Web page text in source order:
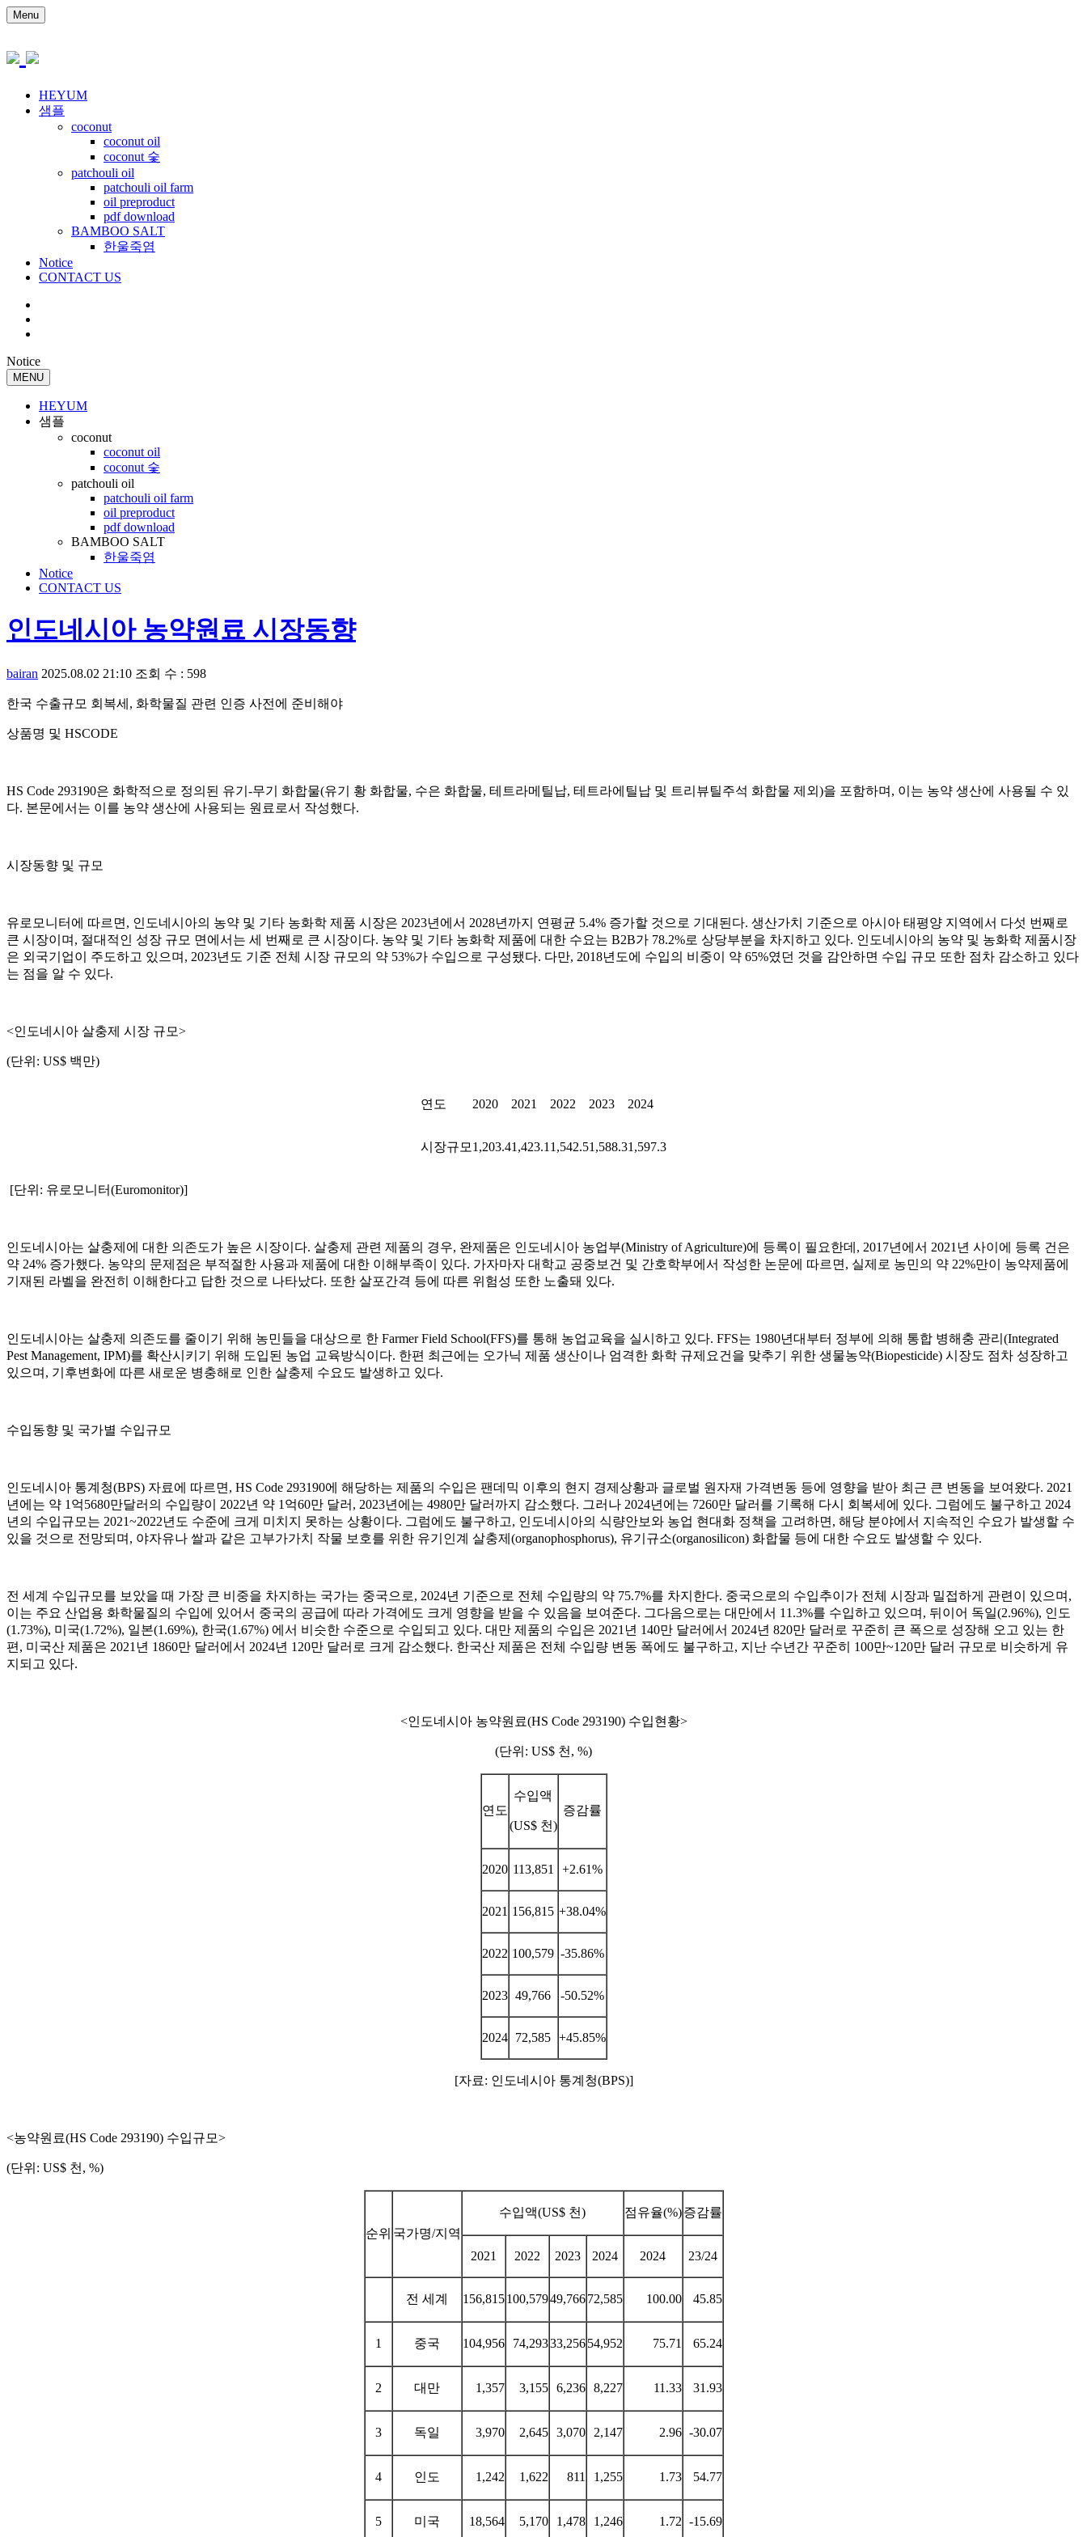
Menu
HEYUM
샘플
coconut
coconut oil
coconut 숯
patchouli oil
patchouli oil farm
oil preproduct
pdf download
BAMBOO SALT
한울죽염
Notice
CONTACT US
Notice
MENU
HEYUM
샘플
coconut
coconut oil
coconut 숯
patchouli oil
patchouli oil farm
oil preproduct
pdf download
BAMBOO SALT
한울죽염
Notice
CONTACT US
인도네시아 농약원료 시장동향
bairan 2025.08.02 21:10 조회 수 : 598
한국 수출규모 회복세, 화학물질 관련 인증 사전에 준비해야
상품명 및 HSCODE
HS Code 293190은 화학적으로 정의된 유기-무기 화합물(유기 황 화합물, 수은 화합물, 테트라메틸납, 테트라에틸납 및 트리뷰틸주석 화합물 제외)을 포함하며, 이는 농약 생산에 사용될 수 있
다. 본문에서는 이를 농약 생산에 사용되는 원료로서 작성했다.
시장동향 및 규모
유로모니터에 따르면, 인도네시아의 농약 및 기타 농화학 제품 시장은 2023년에서 2028년까지 연평균 5.4% 증가할 것으로 기대된다. 생산가치 기준으로 아시아 태평양 지역에서 다섯 번째로
큰 시장이며, 절대적인 성장 규모 면에서는 세 번째로 큰 시장이다. 농약 및 기타 농화학 제품에 대한 수요는 B2B가 78.2%로 상당부분을 차지하고 있다. 인도네시아의 농약 및 농화학 제품시장
은 외국기업이 주도하고 있으며, 2023년도 기준 전체 시장 규모의 약 53%가 수입으로 구성됐다. 다만, 2018년도에 수입의 비중이 약 65%였던 것을 감안하면 수입 규모 또한 점차 감소하고 있다
는 점을 알 수 있다.
<인도네시아 살충제 시장 규모>
(단위: US$ 백만)
연도 2020 2021 2022 2023 2024
시장규모 1,203.41,423.1 1,542.51,588.31,597.3
[단위: 유로모니터(Euromonitor)]
인도네시아는 살충제에 대한 의존도가 높은 시장이다. 살충제 관련 제품의 경우, 완제품은 인도네시아 농업부(Ministry of Agriculture)에 등록이 필요한데, 2017년에서 2021년 사이에 등록 건은
약 24% 증가했다. 농약의 문제점은 부적절한 사용과 제품에 대한 이해부족이 있다. 가자마자 대학교 공중보건 및 간호학부에서 작성한 논문에 따르면, 실제로 농민의 약 22%만이 농약제품에
기재된 라벨을 완전히 이해한다고 답한 것으로 나타났다. 또한 살포간격 등에 따른 위험성 또한 노출돼 있다.
인도네시아는 살충제 의존도를 줄이기 위해 농민들을 대상으로 한 Farmer Field School(FFS)를 통해 농업교육을 실시하고 있다. FFS는 1980년대부터 정부에 의해 통합 병해충 관리(Integrated
Pest Management, IPM)를 확산시키기 위해 도입된 농업 교육방식이다. 한편 최근에는 오가닉 제품 생산이나 엄격한 화학 규제요건을 맞추기 위한 생물농약(Biopesticide) 시장도 점차 성장하고
있으며, 기후변화에 따른 새로운 병충해로 인한 살충제 수요도 발생하고 있다.
수입동향 및 국가별 수입규모
인도네시아 통계청(BPS) 자료에 따르면, HS Code 293190에 해당하는 제품의 수입은 팬데믹 이후의 현지 경제상황과 글로벌 원자재 가격변동 등에 영향을 받아 최근 큰 변동을 보여왔다. 2021
년에는 약 1억5680만달러의 수입량이 2022년 약 1억60만 달러, 2023년에는 4980만 달러까지 감소했다. 그러나 2024년에는 7260만 달러를 기록해 다시 회복세에 있다. 그럼에도 불구하고 2024
년의 수입규모는 2021~2022년도 수준에 크게 미치지 못하는 상황이다. 그럼에도 불구하고, 인도네시아의 식량안보와 농업 현대화 정책을 고려하면, 해당 분야에서 지속적인 수요가 발생할 수
있을 것으로 전망되며, 야자유나 쌀과 같은 고부가가치 작물 보호를 위한 유기인계 살충제(organophosphorus), 유기규소(organosilicon) 화합물 등에 대한 수요도 발생할 수 있다.
전 세계 수입규모를 보았을 때 가장 큰 비중을 차지하는 국가는 중국으로, 2024년 기준으로 전체 수입량의 약 75.7%를 차지한다. 중국으로의 수입추이가 전체 시장과 밀접하게 관련이 있으며,
이는 주요 산업용 화학물질의 수입에 있어서 중국의 공급에 따라 가격에도 크게 영향을 받을 수 있음을 보여준다. 그다음으로는 대만에서 11.3%를 수입하고 있으며, 뒤이어 독일(2.96%), 인도
(1.73%), 미국(1.72%), 일본(1.69%), 한국(1.67%) 에서 비슷한 수준으로 수입되고 있다. 대만 제품의 수입은 2021년 140만 달러에서 2024년 820만 달러로 꾸준히 큰 폭으로 성장해 오고 있는 한
편, 미국산 제품은 2021년 1860만 달러에서 2024년 120만 달러로 크게 감소했다. 한국산 제품은 전체 수입량 변동 폭에도 불구하고, 지난 수년간 꾸준히 100만~120만 달러 규모로 비슷하게 유
지되고 있다.
<인도네시아 농약원료(HS Code 293190) 수입현황>
(단위: US$ 천, %)
연도
수입액
(US$ 천)
증감률
2020 113,851 +2.61%
2021 156,815 +38.04%
2022 100,579 -35.86%
2023 49,766 -50.52%
2024 72,585 +45.85%
[자료: 인도네시아 통계청(BPS)]
<농약원료(HS Code 293190) 수입규모>
(단위: US$ 천, %)
순위 국가명/지역
수입액(US$ 천) 점유율(%) 증감률
2021 2022 2023 2024 2024 23/24
전 세계 156,815 100,57949,766 72,585 100.00 45.85
1 중국 104,956 74,29333,256 54,952 75.71 65.24
2 대만 1,357 3,155 6,236 8,227 11.33 31.93
3 독일 3,970 2,645 3,070 2,147 2.96 -30.07
4 인도 1,242 1,622 811 1,255 1.73 54.77
5 미국 18,564 5,170 1,478 1,246 1.72 -15.69